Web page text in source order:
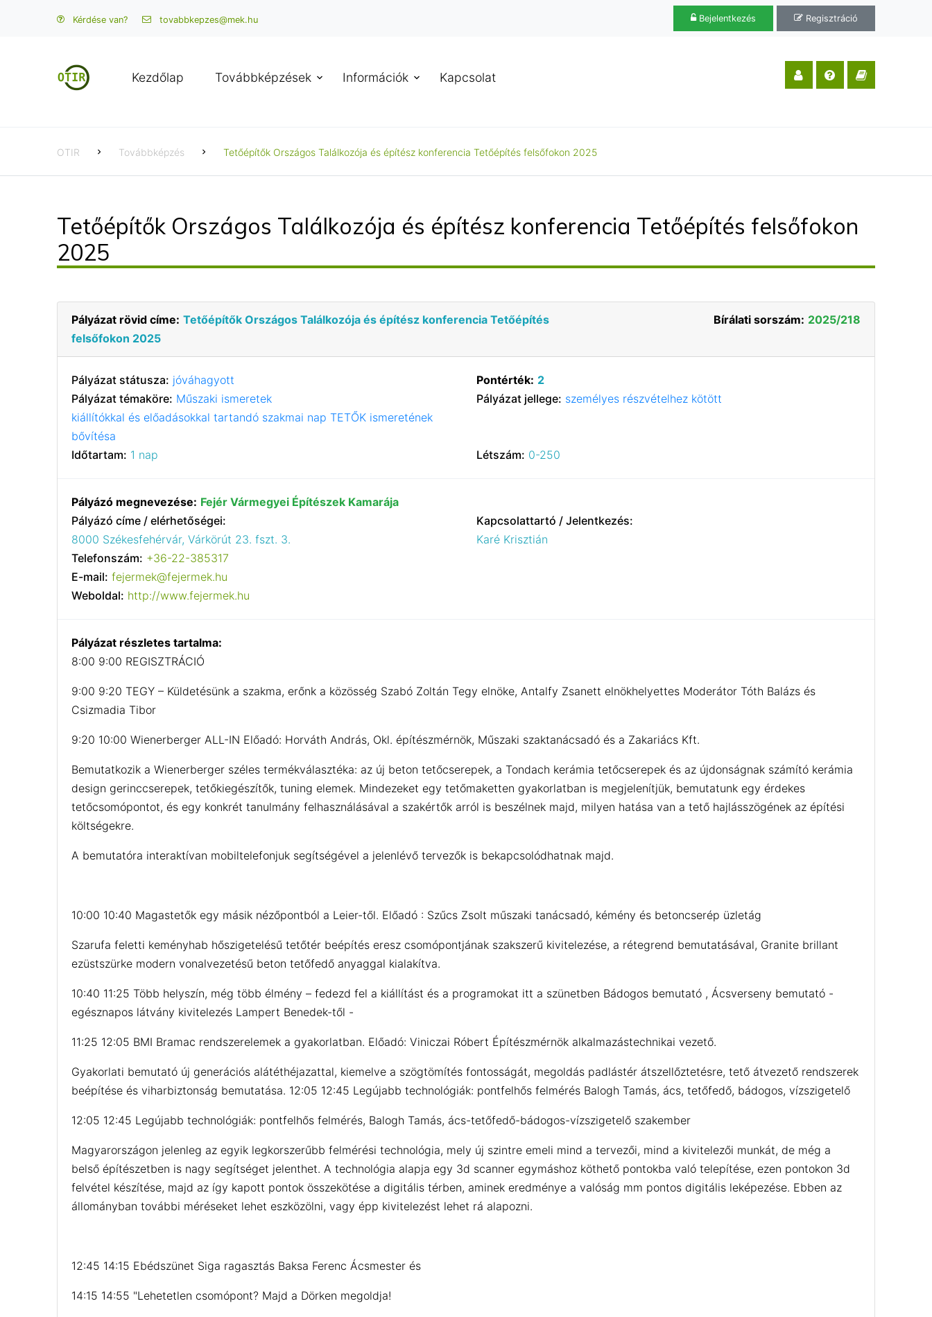
Kérdése van? tovabbkepzes@mek.hu Bejelentkezés Regisztráció
Kezdőlap Továbbképzések Információk Kapcsolat
OTIR Továbbképzés Tetőépítők Országos Találkozója és építész konferencia Tetőépítés felsőfokon 2025
Tetőépítők Országos Találkozója és építész konferencia Tetőépítés felsőfokon
2025
Pályázat rövid címe: Tetőépítők Országos Találkozója és építész konferencia Tetőépítés
felsőfokon 2025
Bírálati sorszám: 2025/218
Pályázat státusza: jóváhagyott Pontérték: 2
Pályázat témaköre: Műszaki ismeretek
kiállítókkal és előadásokkal tartandó szakmai nap TETŐK ismeretének
bővítésa
Pályázat jellege: személyes részvételhez kötött
Időtartam: 1 nap Létszám: 0-250
Pályázó megnevezése: Fejér Vármegyei Építészek Kamarája
Pályázó címe / elérhetőségei:
8000 Székesfehérvár, Várkörút 23. fszt. 3.
Telefonszám: +36-22-385317
E-mail: fejermek@fejermek.hu
Weboldal: http://www.fejermek.hu
Kapcsolattartó / Jelentkezés:
Karé Krisztián
Pályázat részletes tartalma:
8:00 9:00 REGISZTRÁCIÓ
9:00 9:20 TEGY – Küldetésünk a szakma, erőnk a közösség Szabó Zoltán Tegy elnöke, Antalfy Zsanett elnökhelyettes Moderátor Tóth Balázs és
Csizmadia Tibor
9:20 10:00 Wienerberger ALL-IN Előadó: Horváth András, Okl. építészmérnök, Műszaki szaktanácsadó és a Zakariács Kft.
Bemutatkozik a Wienerberger széles termékválasztéka: az új beton tetőcserepek, a Tondach kerámia tetőcserepek és az újdonságnak számító kerámia
design gerinccserepek, tetőkiegészítők, tuning elemek. Mindezeket egy tetőmaketten gyakorlatban is megjelenítjük, bemutatunk egy érdekes
tetőcsomópontot, és egy konkrét tanulmány felhasználásával a szakértők arról is beszélnek majd, milyen hatása van a tető hajlásszögének az építési
költségekre.
A bemutatóra interaktívan mobiltelefonjuk segítségével a jelenlévő tervezők is bekapcsolódhatnak majd.
10:00 10:40 Magastetők egy másik nézőpontból a Leier-től. Előadó : Szűcs Zsolt műszaki tanácsadó, kémény és betoncserép üzletág
Szarufa feletti keményhab hőszigetelésű tetőtér beépítés eresz csomópontjának szakszerű kivitelezése, a rétegrend bemutatásával, Granite brillant
ezüstszürke modern vonalvezetésű beton tetőfedő anyaggal kialakítva.
10:40 11:25 Több helyszín, még több élmény – fedezd fel a kiállítást és a programokat itt a szünetben Bádogos bemutató , Ácsverseny bemutató -
egésznapos látvány kivitelezés Lampert Benedek-től -
11:25 12:05 BMI Bramac rendszerelemek a gyakorlatban. Előadó: Viniczai Róbert Építészmérnök alkalmazástechnikai vezető.
Gyakorlati bemutató új generációs alátéthéjazattal, kiemelve a szögtömítés fontosságát, megoldás padlástér átszellőztetésre, tető átvezető rendszerek
beépítése és viharbiztonság bemutatása. 12:05 12:45 Legújabb technológiák: pontfelhős felmérés Balogh Tamás, ács, tetőfedő, bádogos, vízszigetelő
12:05 12:45 Legújabb technológiák: pontfelhős felmérés, Balogh Tamás, ács-tetőfedő-bádogos-vízszigetelő szakember
Magyarországon jelenleg az egyik legkorszerűbb felmérési technológia, mely új szintre emeli mind a tervezői, mind a kivitelezői munkát, de még a
belső építészetben is nagy segítséget jelenthet. A technológia alapja egy 3d scanner egymáshoz köthető pontokba való telepítése, ezen pontokon 3d
felvétel készítése, majd az így kapott pontok összekötése a digitális térben, aminek eredménye a valóság mm pontos digitális leképezése. Ebben az
állományban további méréseket lehet eszközölni, vagy épp kivitelezést lehet rá alapozni.
12:45 14:15 Ebédszünet Siga ragasztás Baksa Ferenc Ácsmester és
14:15 14:55 "Lehetetlen csomópont? Majd a Dörken megoldja!